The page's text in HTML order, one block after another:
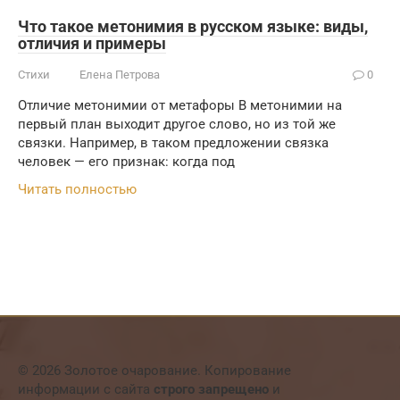
Что такое метонимия в русском языке: виды,
отличия и примеры
Стихи Елена Петрова 0
Отличие метонимии от метафоры В метонимии на
первый план выходит другое слово, но из той же
связки. Например, в таком предложении связка
человек — его признак: когда под
Читать полностью
© 2026 Золотое очарование. Копирование
информации с сайта строго запрещено и